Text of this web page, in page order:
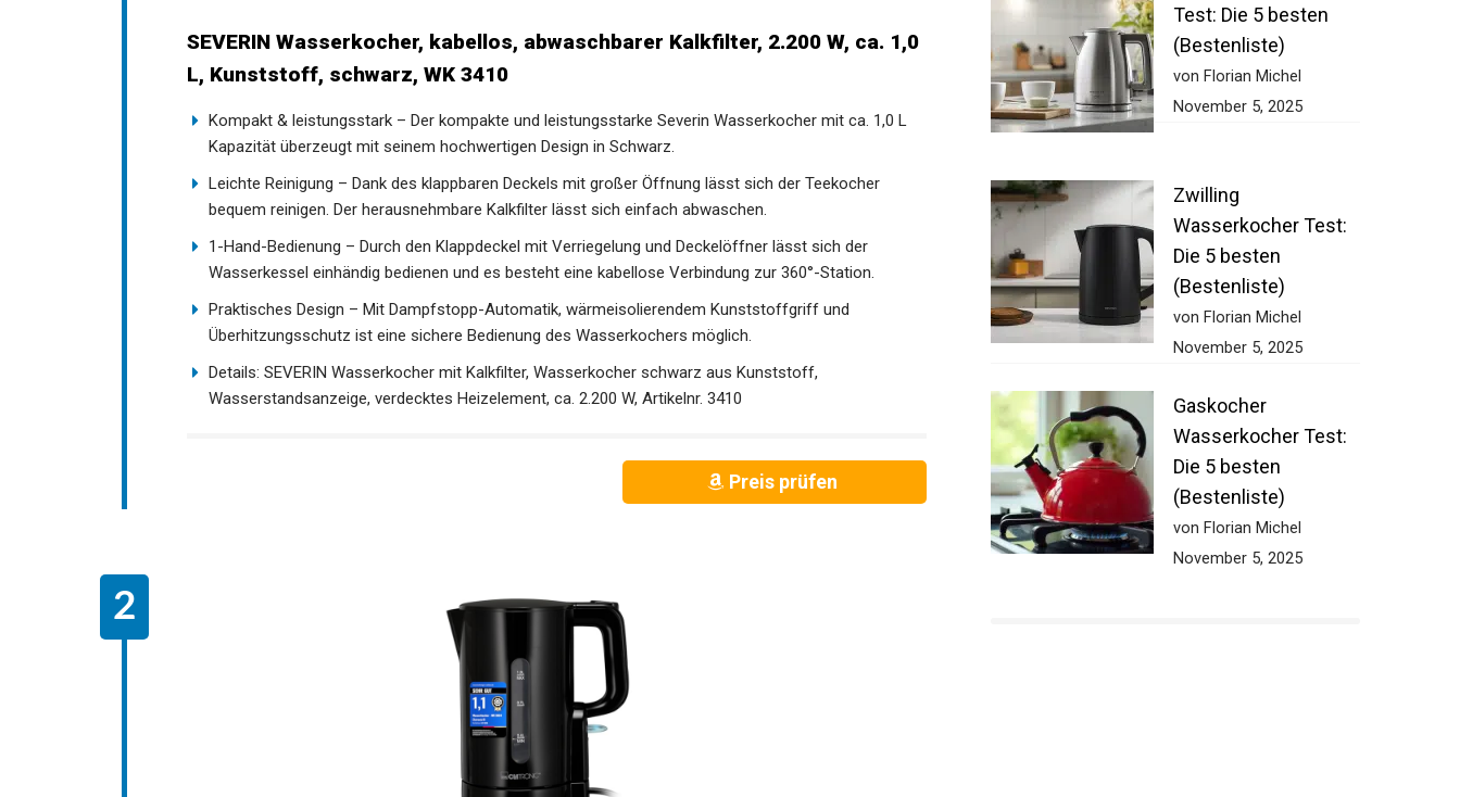
SEVERIN Wasserkocher, kabellos, abwaschbarer Kalkfilter, 2.200 W, ca. 1,0
L, Kunststoff, schwarz, WK 3410
Kompakt & leistungsstark – Der kompakte und leistungsstarke Severin Wasserkocher mit ca. 1,0 L
Kapazität überzeugt mit seinem hochwertigen Design in Schwarz.
Leichte Reinigung – Dank des klappbaren Deckels mit großer Öffnung lässt sich der Teekocher
bequem reinigen. Der herausnehmbare Kalkfilter lässt sich einfach abwaschen.
1-Hand-Bedienung – Durch den Klappdeckel mit Verriegelung und Deckelöffner lässt sich der
Wasserkessel einhändig bedienen und es besteht eine kabellose Verbindung zur 360°-Station.
Praktisches Design – Mit Dampfstopp-Automatik, wärmeisolierendem Kunststoffgriff und
Überhitzungsschutz ist eine sichere Bedienung des Wasserkochers möglich.
Details: SEVERIN Wasserkocher mit Kalkfilter, Wasserkocher schwarz aus Kunststoff,
Wasserstandsanzeige, verdecktes Heizelement, ca. 2.200 W, Artikelnr. 3410
Preis prüfen
Test: Die 5 besten
(Bestenliste)
von Florian Michel
November 5, 2025
Zwilling
Wasserkocher Test:
Die 5 besten
(Bestenliste)
von Florian Michel
November 5, 2025
Gaskocher
Wasserkocher Test:
Die 5 besten
(Bestenliste)
von Florian Michel
November 5, 2025